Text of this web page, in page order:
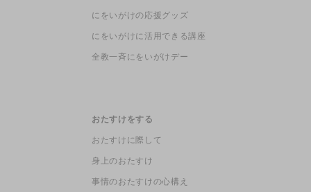
にをいがけの応援グッズ
にをいがけに活用できる講座
全教一斉にをいがけデー
おたすけをする
おたすけに際して
身上のおたすけ
事情のおたすけの心構え